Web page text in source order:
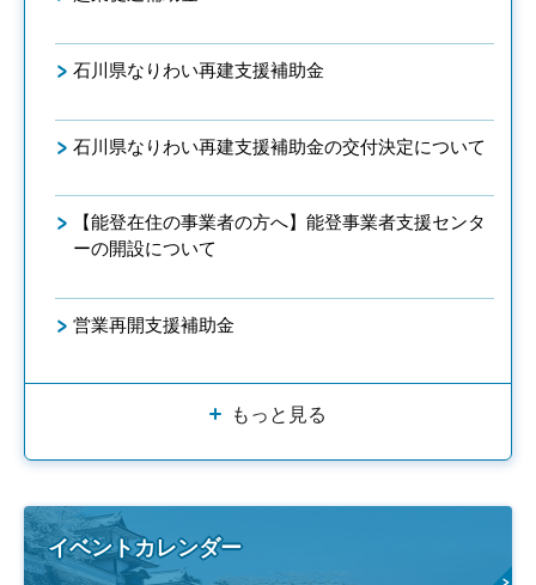
石川県なりわい再建支援補助金
石川県なりわい再建支援補助金の交付決定について
【能登在住の事業者の方へ】能登事業者支援センタ
ーの開設について
営業再開支援補助金
もっと見る
イベントカレンダー